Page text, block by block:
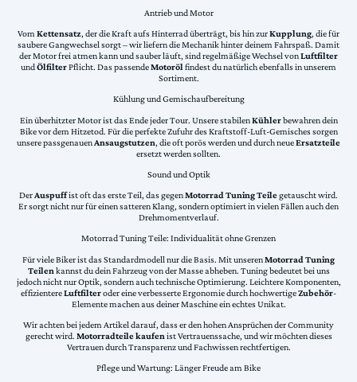
Antrieb und Motor
VomKettensatz, der die Kraft aufs Hinterrad überträgt, bis hin zurKupplung, die für
saubere Gangwechsel sorgt – wir liefern die Mechanik hinter deinem Fahrspaß. Damit
der Motor frei atmen kann und sauber läuft, sind regelmäßige Wechsel vonLuftfilter
undÖlfilterPflicht. Das passendeMotorölfindest du natürlich ebenfalls in unserem
Sortiment.
Kühlung und Gemischaufbereitung
Ein überhitzter Motor ist das Ende jeder Tour. Unsere stabilenKühlerbewahren dein
Bike vor dem Hitzetod. Für die perfekte Zufuhr des Kraftstoff-Luft-Gemisches sorgen
unsere passgenauenAnsaugstutzen, die oft porös werden und durch neueErsatzteile
ersetzt werden sollten.
Sound und Optik
DerAuspuffist oft das erste Teil, das gegenMotorrad Tuning Teilegetauscht wird.
Er sorgt nicht nur für einen satteren Klang, sondern optimiert in vielen Fällen auch den
Drehmomentverlauf.
Motorrad Tuning Teile: Individualität ohne Grenzen
Für viele Biker ist das Standardmodell nur die Basis. Mit unserenMotorrad Tuning
Teilen kannst du dein Fahrzeug von der Masse abheben. Tuning bedeutet bei uns
jedoch nicht nur Optik, sondern auch technische Optimierung. Leichtere Komponenten,
effizientereLuftfilteroder eine verbesserte Ergonomie durch hochwertigeZubehör-
Elemente machen aus deiner Maschine ein echtes Unikat.
Wir achten bei jedem Artikel darauf, dass er den hohen Ansprüchen der Community
gerecht wird. Motorradteile kaufen ist Vertrauenssache, und wir möchten dieses
Vertrauen durch Transparenz und Fachwissen rechtfertigen.
Pflege und Wartung: Länger Freude am Bike